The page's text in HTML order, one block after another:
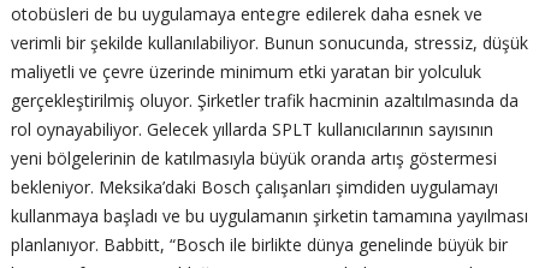
otobüsleri de bu uygulamaya entegre edilerek daha esnek ve
verimli bir şekilde kullanılabiliyor. Bunun sonucunda, stressiz, düşük
maliyetli ve çevre üzerinde minimum etki yaratan bir yolculuk
gerçekleştirilmiş oluyor. Şirketler trafik hacminin azaltılmasında da
rol oynayabiliyor. Gelecek yıllarda SPLT kullanıcılarının sayısının
yeni bölgelerinin de katılmasıyla büyük oranda artış göstermesi
bekleniyor. Meksika’daki Bosch çalışanları şimdiden uygulamayı
kullanmaya başladı ve bu uygulamanın şirketin tamamına yayılması
planlanıyor. Babbitt, “Bosch ile birlikte dünya genelinde büyük bir